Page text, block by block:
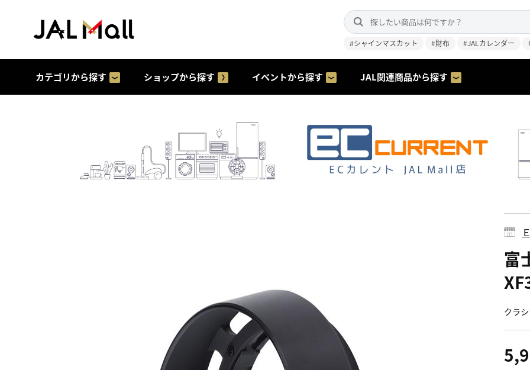
#シャインマスカット #財布 #JALカレンダー
カテゴリから探す ショップから探す イベントから探す JAL関連商品から探す
富
クラ